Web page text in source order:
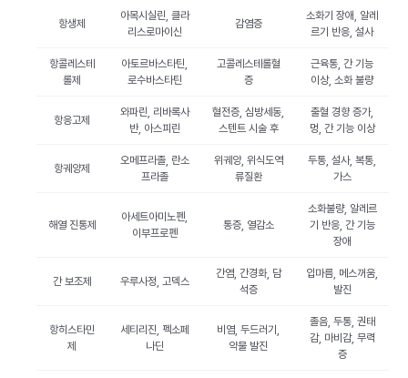
항생제
아목시실린, 클라
리스로마이신
감염증
소화기 장애, 알레
르기 반응, 설사
항콜레스테
롤제
아토르바스타틴,
로수바스타틴
고콜레스테롤혈
증
근육통, 간 기능
이상, 소화 불량
항응고제
와파린, 리바록사
반, 아스피린
혈전증, 심방세동,
스텐트 시술 후
출혈 경향 증가,
멍, 간 기능 이상
항궤양제
오메프라졸, 란소
프라졸
위궤양, 위식도역
류질환
두통, 설사, 복통,
가스
해열 진통제
아세트아미노펜,
이부프로펜
통증, 열감소
소화불량, 알레르
기 반응, 간 기능
장애
간 보조제 우루사정, 고덱스
간염, 간경화, 담
석증
입마름, 메스꺼움,
발진
항히스타민
제
세티리진, 펙소페
나딘
비염, 두드러기,
약물 발진
졸음, 두통, 권태
감, 마비감, 무력
증